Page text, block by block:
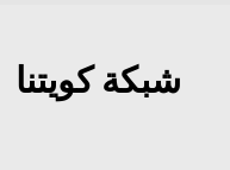
شبكة كويتنا